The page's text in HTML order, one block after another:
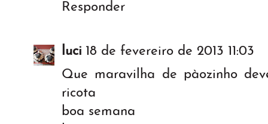
Responder
luci 18 de fevereiro de 2013 11:03
Que maravilha de pàozinho
ricota
boa semana